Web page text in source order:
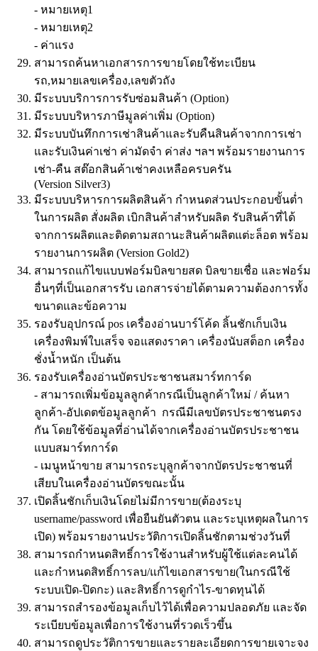
- หมายเหตุ1
- หมายเหตุ2
- ค่าแรง
สามารถค้นหาเอกสารการขายโดยใช้ทะเบียน
รถ,หมายเลขเครื่อง,เลขตัวถัง
มีระบบบริการการรับซ่อมสินค้า (Option)
มีระบบบริหารภาษีมูลค่าเพิ่ม (Option)
มีระบบบันทึกการเช่าสินค้าและรับคืนสินค้าจากการเช่า
และรับเงินค่าเช่า ค่ามัดจำ ค่าส่ง ฯลฯ พร้อมรายงานการ
เช่า-คืน สต๊อกสินค้าเช่าคงเหลือครบครัน
(Version Silver3)
มีระบบบริหารการผลิตสินค้า กำหนดส่วนประกอบขั้นต่ำ
ในการผลิต สั่งผลิต เบิกสินค้าสำหรับผลิต รับสินค้าที่ได้
จากการผลิตและติดตามสถานะสินค้าผลิตแต่ะล็อต พร้อม
รายงานการผลิต (Version Gold2)
สามารถแก้ไขแบบฟอร์มบิลขายสด บิลขายเชื่อ และฟอร์ม
อื่นๆที่เป็นเอกสารรับ เอกสารจ่ายได้ตามความต้องการทั้ง
ขนาดและข้อความ
รองรับอุปกรณ์ pos เครื่องอ่านบาร์โค้ด ลิ้นชักเก็บเงิน
เครื่องพิมพ์ใบเสร็จ จอแสดงราคา เครื่องนับสต็อก เครื่อง
ชั่งน้ำหนัก เป็นต้น
รองรับเครื่องอ่านบัตรประชาชนสมาร์ทการ์ด
- สามารถเพิ่มข้อมูลลูกค้ากรณีเป็นลูกค้าใหม่ / ค้นหา
ลูกค้า-อัปเดตข้อมูลลูกค้า กรณีมีเลขบัตรประชาชนตรง
กัน โดยใช้ข้อมูลที่อ่านได้จากเครื่องอ่านบัตรประชาชน
แบบสมาร์ทการ์ด
- เมนูหน้าขาย สามารถระบุลูกค้าจากบัตรประชาชนที่
เสียบในเครื่องอ่านบัตรขณะนั้น
เปิดลิ้นชักเก็บเงินโดยไม่มีการขาย(ต้องระบุ
username/password เพื่อยืนยันตัวตน และระบุเหตุผลในการ
เปิด) พร้อมรายงานประวัติการเปิดลิ้นชักตามช่วงวันที่
สามารถกำหนดสิทธิ์การใช้งานสำหรับผู้ใช้แต่ละคนได้
และกำหนดสิทธิ์การลบ/แก้ไขเอกสารขาย(ในกรณีใช้
ระบบเปิด-ปิดกะ) และสิทธิ์การดูกำไร-ขาดทุนได้
สามารถสำรองข้อมูลเก็บไว้ได้เพื่อความปลอดภัย และจัด
ระเบียบข้อมูลเพื่อการใช้งานที่รวดเร็วขึ้น
สามารถดูประวัติการขายและรายละเอียดการขายเจาะจง